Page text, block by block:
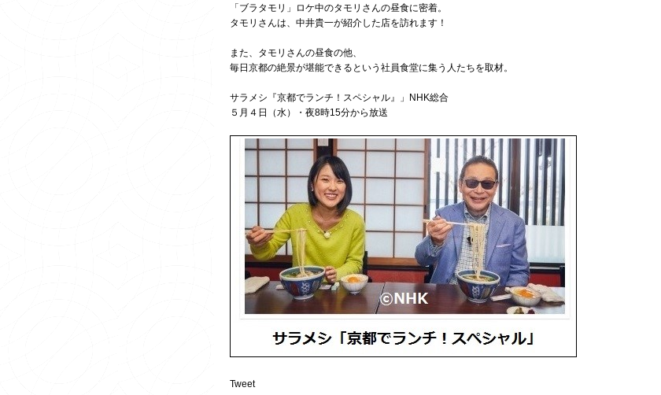
「ブラタモリ」ロケ中のタモリさんの昼食に密着。
タモリさんは、中井貴一が紹介した店を訪れます！
また、タモリさんの昼食の他、
毎日京都の絶景が堪能できるという社員食堂に集う人たちを取材。
サラメシ『京都でランチ！スペシャル』」NHK総合
５月４日（水）・夜8時15分から放送
Tweet